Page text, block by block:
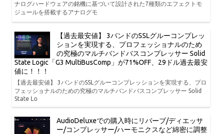
ナログハードウェアの銘機に基づいて設計された7種類のエフェクトモ
ジュールを搭載するアナログモ
【過去最安値】 3バンドのSSLグルーコンプレッ
ションを実現する、プロフェッショナルのため
の究極のマルチバンドバスコンプレッサー Solid
State Logic「G3 MultiBusComp」が71%OFF、29ドル過去最安
値に！！！
【過去最安値】 3バンドのSSLグルーコンプレッションを実現する、プロ
フェッショナルのための究極のマルチバンドバスコンプレッサー Solid
State Lo
AudioDeluxeでの購入時にリバーブ/ディエッサ
ー/コンプレッサー/ハーモニクスなど綿密に調整